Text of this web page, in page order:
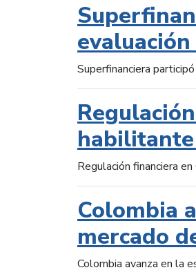
Superfinanciera
Regulación financiera
Colombia
mercado
Colombia avanza en la